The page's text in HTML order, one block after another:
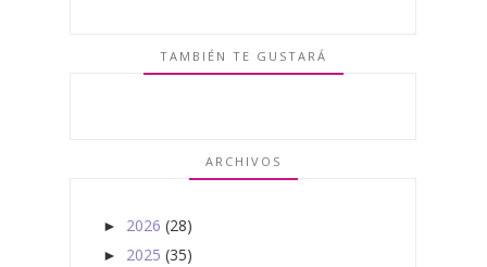
TAMBIÉN TE GUSTARÁ
ARCHIVOS
► 2026 (28)
► 2025 (35)